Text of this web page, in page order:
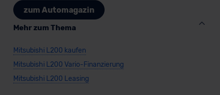
datenschutz@meinauto.de anfordern.
zum Automagazin
Mehr zum Thema
Mitsubishi L200 kaufen
Mitsubishi L200 Vario-Finanzierung
Mitsubishi L200 Leasing